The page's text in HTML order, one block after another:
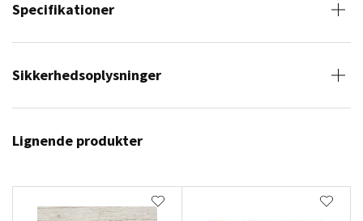
Specifikationer
Sikkerhedsoplysninger
Lignende produkter